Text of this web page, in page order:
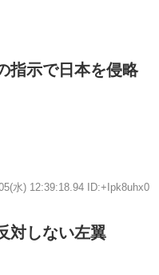
指示で日本を侵略
水) 12:39:18.94 ID:+Ipk8uhx0
対しない左翼